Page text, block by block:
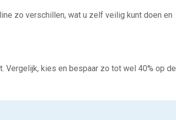
zo verschillen, wat u zelf veilig kunt doen en
Vergelijk, kies en bespaar zo tot wel 40% op de